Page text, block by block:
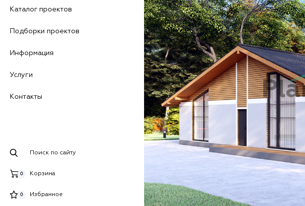
Каталог проектов
Подборки проектов
Информация
Услуги
Контакты
Поиск по сайту
Корзина
0
Избранное
0